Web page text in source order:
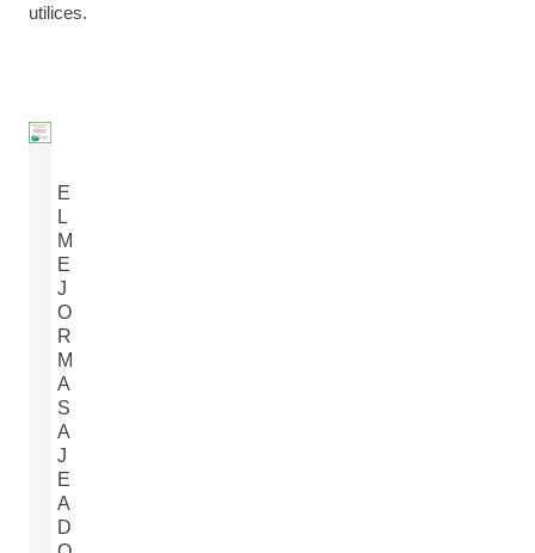
utilices.
E
L
M
E
J
O
R
M
A
S
A
J
E
A
D